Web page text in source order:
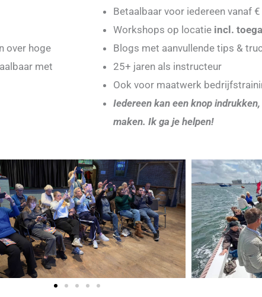
over hoge
met
Betaalbaar voor iedereen vanaf
Workshops op locatie incl.
Blogs met aanvullende tips &
25+ jaren als instructeur
Ook voor maatwerk
Iedereen kan een knop
maken. Ik ga je helpen!